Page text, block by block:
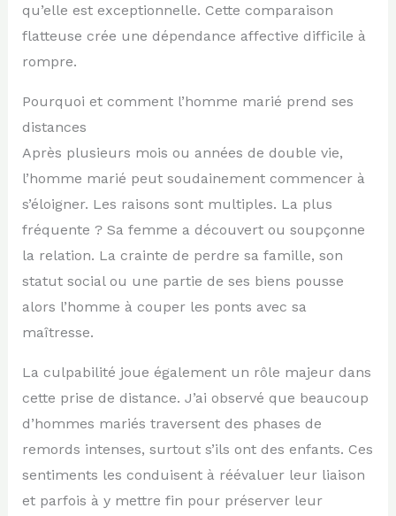
qu’elle est exceptionnelle. Cette comparaison
flatteuse crée une dépendance affective difficile à
rompre.
Pourquoi et comment l’homme marié prend ses
distances
Après plusieurs mois ou années de double vie,
l’homme marié peut soudainement commencer à
s’éloigner. Les raisons sont multiples. La plus
fréquente ? Sa femme a découvert ou soupçonne
la relation. La crainte de perdre sa famille, son
statut social ou une partie de ses biens pousse
alors l’homme à couper les ponts avec sa
maîtresse.
La culpabilité joue également un rôle majeur dans
cette prise de distance. J’ai observé que beaucoup
d’hommes mariés traversent des phases de
remords intenses, surtout s’ils ont des enfants. Ces
sentiments les conduisent à réévaluer leur liaison
et parfois à y mettre fin pour préserver leur